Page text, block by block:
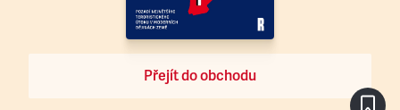
Přejít do obchodu